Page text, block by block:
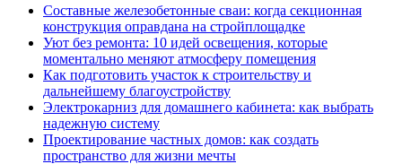
Составные железобетонные сваи: когда секционная
конструкция оправдана на стройплощадке
Уют без ремонта: 10 идей освещения, которые
моментально меняют атмосферу помещения
Как подготовить участок к строительству и
дальнейшему благоустройству
Электрокарниз для домашнего кабинета: как выбрать
надежную систему
Проектирование частных домов: как создать
пространство для жизни мечты